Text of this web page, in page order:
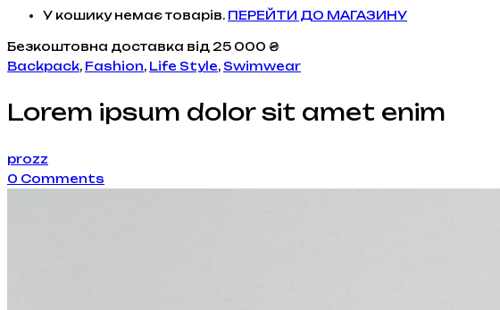
У кошику немає товарів. ПЕРЕЙТИ ДО МАГАЗИНУ
Безкоштовна доставка від 25 000 ₴
Backpack, Fashion, Life Style, Swimwear
Lorem ipsum dolor sit amet enim
prozz
0 Comments